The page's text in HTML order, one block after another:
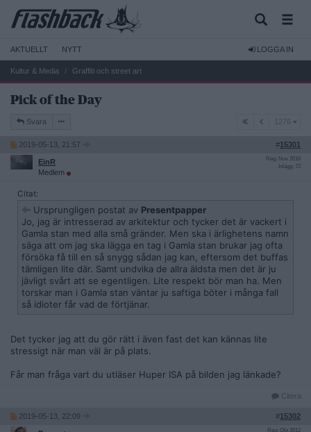
AKTUELLT NYTT LOGGA IN
Kultur & Media Graffiti och street art
Pick of the Day
Svara 1276
2019-05-13, 21:57 #15301
EinR
Medlem
Reg: Nov 2016
Inlägg: 72
Citat:
Ursprungligen postat av Presentpapper
Jo, jag är intresserad av arkitektur och tycker det är vackert i
Gamla stan med alla små gränder. Men ska i ärlighetens namn
säga att om jag ska lägga en tag i Gamla stan brukar jag ofta
försöka få till en så snygg sådan jag kan, eftersom det buffas
tämligen lite där. Samt undvika de allra äldsta men det är ju
jävligt svårt att se egentligen. Lite respekt bör man ha. Men
torskar man i Gamla stan väntar ju saftiga böter i många fall
så idioter får vad de förtjänar.
Det tycker jag att du gör rätt i även fast det kan kännas lite
stressigt när man väl är på plats.
Får man fråga vart du utläser Huper ISA på bilden jag länkade?
Citera
2019-05-13, 22:09 #15302
Reg: Okt 2012